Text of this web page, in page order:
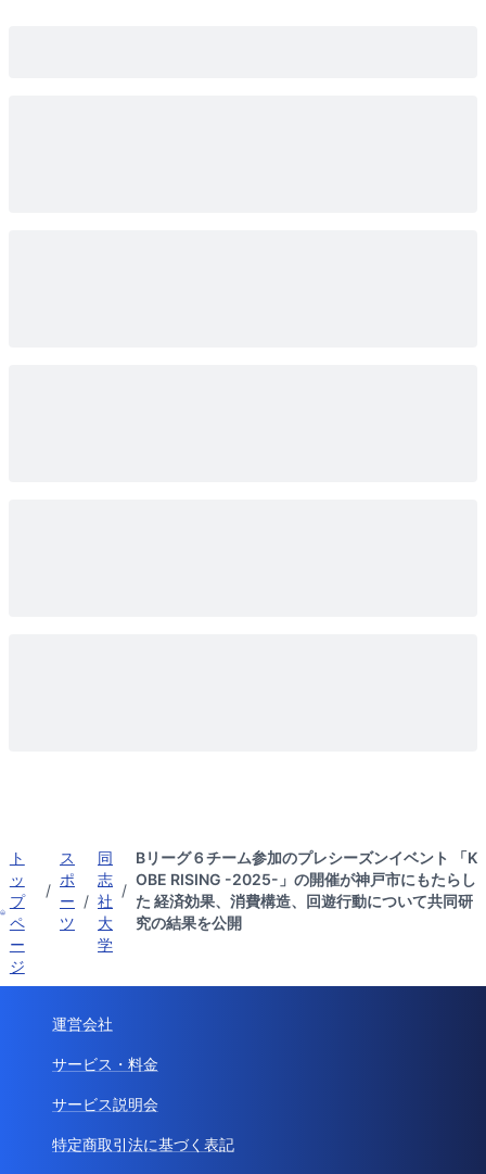
ト
ッ
プ
ペ
ー
ジ
/
ス
ポ
ー
ツ
/
同
志
社
大
学
/
Bリーグ６チーム参加のプレシーズンイベント 「K
OBE RISING -2025-」の開催が神戸市にもたらし
た 経済効果、消費構造、回遊行動について共同研
究の結果を公開
運営会社
サービス・料金
サービス説明会
特定商取引法に基づく表記